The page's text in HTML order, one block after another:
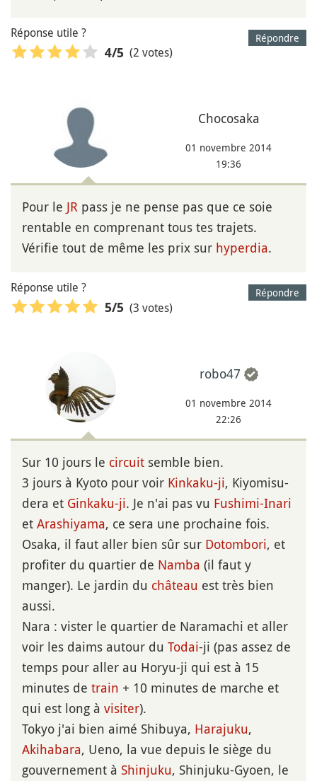
Répondre
Réponse utile ?
4/5 (2 votes)
Chocosaka
01 novembre 2014
19:36
Pour le JR pass je ne pense pas que ce soie
rentable en comprenant tous tes trajets.
Vérifie tout de même les prix sur hyperdia.
Répondre
Réponse utile ?
5/5 (3 votes)
robo47
01 novembre 2014
22:26
Sur 10 jours le circuit semble bien.
3 jours à Kyoto pour voir Kinkaku-ji, Kiyomisu-
dera et Ginkaku-ji. Je n'ai pas vu Fushimi-Inari
et Arashiyama, ce sera une prochaine fois.
Osaka, il faut aller bien sûr sur Dotombori, et
profiter du quartier de Namba (il faut y
manger). Le jardin du château est très bien
aussi.
Nara : vister le quartier de Naramachi et aller
voir les daims autour du Todai-ji (pas assez de
temps pour aller au Horyu-ji qui est à 15
minutes de train + 10 minutes de marche et
qui est long à visiter).
Tokyo j'ai bien aimé Shibuya, Harajuku,
Akihabara, Ueno, la vue depuis le siège du
gouvernement à Shinjuku, Shinjuku-Gyoen, le